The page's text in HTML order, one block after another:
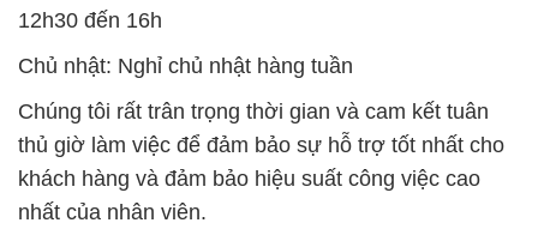
12h30 đến 16h
Chủ nhật: Nghỉ chủ nhật hàng tuần
Chúng tôi rất trân trọng thời gian và cam kết tuân
thủ giờ làm việc để đảm bảo sự hỗ trợ tốt nhất cho
khách hàng và đảm bảo hiệu suất công việc cao
nhất của nhân viên.